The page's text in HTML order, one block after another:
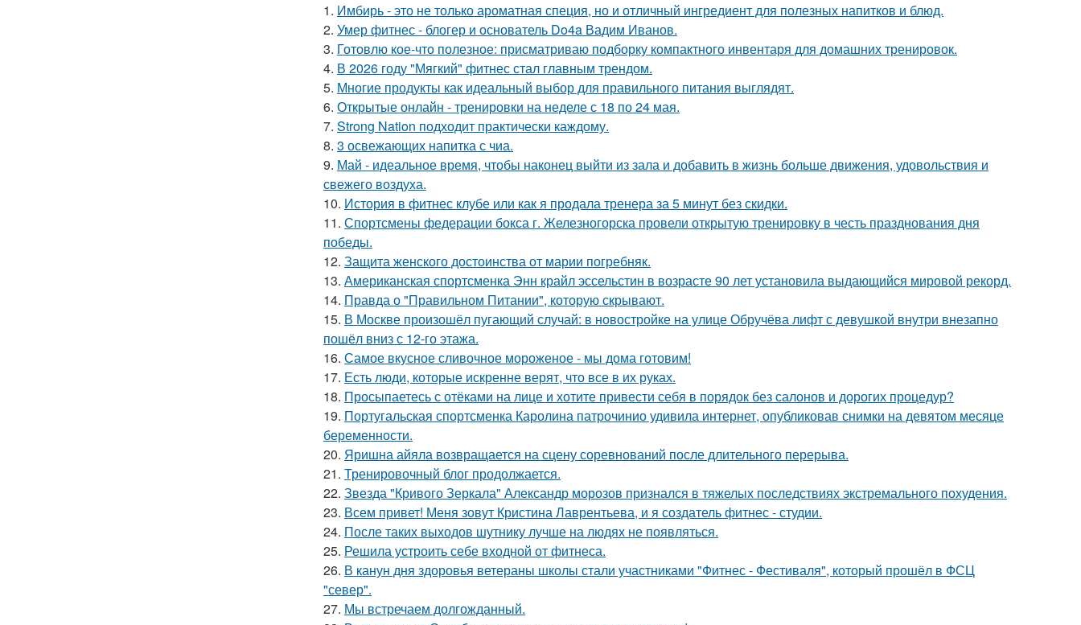
1. Имбирь - это не только ароматная специя, но и отличный ингредиент для полезных напитков и блюд.
2. Умер фитнес - блогер и основатель Do4a Вадим Иванов.
3. Готовлю кое-что полезное: присматриваю подборку компактного инвентаря для домашних тренировок.
4. В 2026 году "Мягкий" фитнес стал главным трендом.
5. Многие продукты как идеальный выбор для правильного питания выглядят.
6. Открытые онлайн - тренировки на неделе с 18 по 24 мая.
7. Strong Nation подходит практически каждому.
8. 3 освежающих напитка с чиа.
9. Май - идеальное время, чтобы наконец выйти из зала и добавить в жизнь больше движения, удовольствия и
свежего воздуха.
10. История в фитнес клубе или как я продала тренера за 5 минут без скидки.
11. Спортсмены федерации бокса г. Железногорска провели открытую тренировку в честь празднования дня
победы.
12. Защита женского достоинства от марии погребняк.
13. Американская спортсменка Энн крайл эссельстин в возрасте 90 лет установила выдающийся мировой рекорд.
14. Правда о "Правильном Питании", которую скрывают.
15. В Москве произошёл пугающий случай: в новостройке на улице Обручёва лифт с девушкой внутри внезапно
пошёл вниз с 12-го этажа.
16. Самое вкусное сливочное мороженое - мы дома готовим!
17. Есть люди, которые искренне верят, что все в их руках.
18. Просыпаетесь с отёками на лице и хотите привести себя в порядок без салонов и дорогих процедур?
19. Португальская спортсменка Каролина патрочинио удивила интернет, опубликовав снимки на девятом месяце
беременности.
20. Яришна айяла возвращается на сцену соревнований после длительного перерыва.
21. Тренировочный блог продолжается.
22. Звезда "Кривого Зеркала" Александр морозов признался в тяжелых последствиях экстремального похудения.
23. Всем привет! Меня зовут Кристина Лаврентьева, и я создатель фитнес - студии.
24. После таких выходов шутнику лучше на людях не появляться.
25. Решила устроить себе входной от фитнеса.
26. В канун дня здоровья ветераны школы стали участниками "Фитнес - Фестиваля", который прошёл в ФСЦ
"север".
27. Мы встречаем долгожданный.